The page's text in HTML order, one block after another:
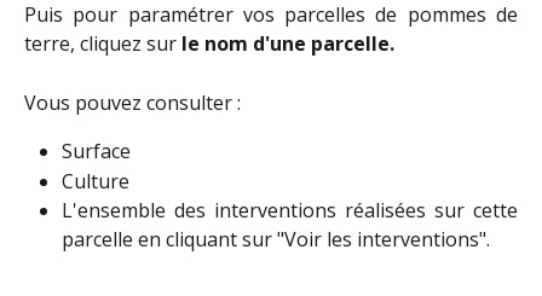
Puis pour paramétrer vos parcelles de pommes de
terre, cliquez sur le nom d'une parcelle.
Vous pouvez consulter :
Surface
Culture
L'ensemble des interventions réalisées sur cette
parcelle en cliquant sur "Voir les interventions".